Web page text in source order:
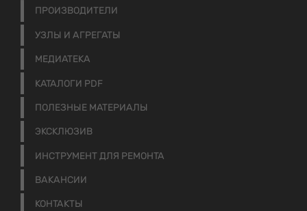
ПРОИЗВОДИТЕЛИ
УЗЛЫ И АГРЕГАТЫ
МЕДИАТЕКА
КАТАЛОГИ PDF
ПОЛЕЗНЫЕ МАТЕРИАЛЫ
ЭКСКЛЮЗИВ
ИНСТРУМЕНТ ДЛЯ РЕМОНТА
ВАКАНСИИ
КОНТАКТЫ